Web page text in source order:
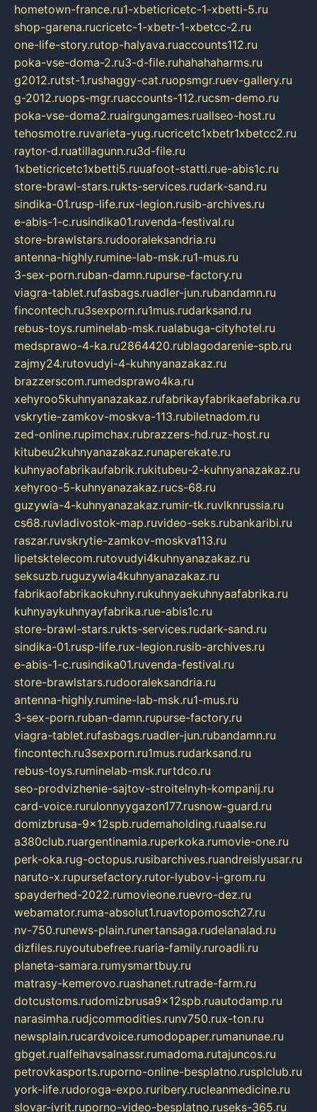
hometown-france.ru1-xbeticricetc-1-xbetti-5.ru
shop-garena.rucricetc-1-xbetr-1-xbetcc-2.ru
one-life-story.rutop-halyava.ruaccounts112.ru
poka-vse-doma-2.ru3-d-file.ruhahahaharms.ru
g2012.rutst-1.rushaggy-cat.ruopsmgr.ruev-gallery.ru
g-2012.ruops-mgr.ruaccounts-112.rucsm-demo.ru
poka-vse-doma2.ruairgungames.ruallseo-host.ru
tehosmotre.ruvarieta-yug.rucricetc1xbetr1xbetcc2.ru
raytor-d.ruatillagunn.ru3d-file.ru
1xbeticricetc1xbetti5.ruuafoot-statti.rue-abis1c.ru
store-brawl-stars.rukts-services.rudark-sand.ru
sindika-01.rusp-life.rux-legion.rusib-archives.ru
e-abis-1-c.rusindika01.ruvenda-festival.ru
store-brawlstars.rudooraleksandria.ru
antenna-highly.rumine-lab-msk.ru1-mus.ru
3-sex-porn.ruban-damn.rupurse-factory.ru
viagra-tablet.rufasbags.ruadler-jun.rubandamn.ru
fincontech.ru3sexporn.ru1mus.rudarksand.ru
rebus-toys.ruminelab-msk.rualabuga-cityhotel.ru
medsprawo-4-ka.ru2864420.rublagodarenie-spb.ru
zajmy24.rutovudyi-4-kuhnyanazakaz.ru
brazzerscom.rumedsprawo4ka.ru
xehyroo5kuhnyanazakaz.rufabrikayfabrikaefabrika.ru
vskrytie-zamkov-moskva-113.rubiletnadom.ru
zed-online.rupimchax.rubrazzers-hd.ruz-host.ru
kitubeu2kuhnyanazakaz.runaperekate.ru
kuhnyaofabrikaufabrik.rukitubeu-2-kuhnyanazakaz.ru
xehyroo-5-kuhnyanazakaz.rucs-68.ru
guzywia-4-kuhnyanazakaz.rumir-tk.ruvlknrussia.ru
cs68.ruvladivostok-map.ruvideo-seks.rubankaribi.ru
raszar.ruvskrytie-zamkov-moskva113.ru
lipetsktelecom.rutovudyi4kuhnyanazakaz.ru
seksuzb.ruguzywia4kuhnyanazakaz.ru
fabrikaofabrikaokuhny.rukuhnyaekuhnyaafabrika.ru
kuhnyaykuhnyayfabrika.rue-abis1c.ru
store-brawl-stars.rukts-services.rudark-sand.ru
sindika-01.rusp-life.rux-legion.rusib-archives.ru
e-abis-1-c.rusindika01.ruvenda-festival.ru
store-brawlstars.rudooraleksandria.ru
antenna-highly.rumine-lab-msk.ru1-mus.ru
3-sex-porn.ruban-damn.rupurse-factory.ru
viagra-tablet.rufasbags.ruadler-jun.rubandamn.ru
fincontech.ru3sexporn.ru1mus.rudarksand.ru
rebus-toys.ruminelab-msk.rurtdco.ru
seo-prodvizhenie-sajtov-stroitelnyh-kompanij.ru
card-voice.rurulonnyygazon177.rusnow-guard.ru
domizbrusa-9x12spb.rudemaholding.ruaalse.ru
a380club.ruargentinamia.ruperkoka.rumovie-one.ru
perk-oka.rug-octopus.rusibarchives.ruandreislyusar.ru
naruto-x.rupursefactory.rutor-lyubov-i-grom.ru
spayderhed-2022.rumovieone.ruevro-dez.ru
webamator.ruma-absolut1.ruavtopomosch27.ru
nv-750.runews-plain.runertansaga.rudelanalad.ru
dizfiles.ruyoutubefree.ruaria-family.ruroadli.ru
planeta-samara.rumysmartbuy.ru
matrasy-kemerovo.ruashanet.rutrade-farm.ru
dotcustoms.rudomizbrusa9x12spb.ruautodamp.ru
narasimha.rudjcommodities.runv750.rux-ton.ru
newsplain.rucardvoice.rumodopaper.rumanunae.ru
gbget.rualfeihavsalnassr.rumadoma.rutajuncos.ru
petrovkasports.ruporno-online-besplatno.rusplclub.ru
york-life.rudoroga-expo.ruribery.rucleanmedicine.ru
slovar-ivrit.ruporno-video-besplatno.ruseks-365.ru